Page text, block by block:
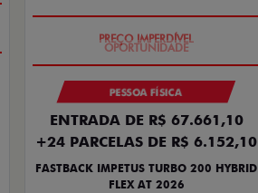
PESSOA FÍSICA
ENTRADA DE R$ 67.661,10
+24 PARCELAS DE R$ 6.152,10
FASTBACK IMPETUS TURBO 200 HYBRID
FLEX AT 2026